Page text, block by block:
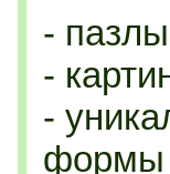
-
-
-
формы